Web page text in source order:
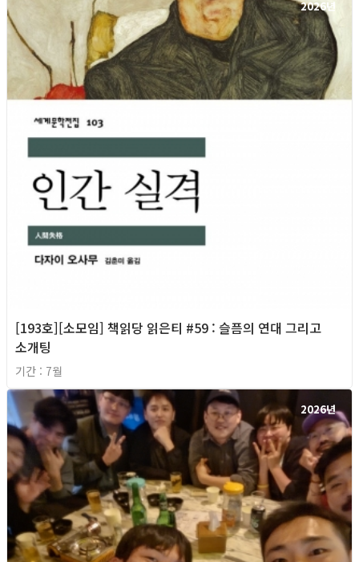
2026년
[193호][소모임] 책읽당 읽은티 #59 : 슬픔의 연대 그리고
소개팅
기간 : 7월
2026년